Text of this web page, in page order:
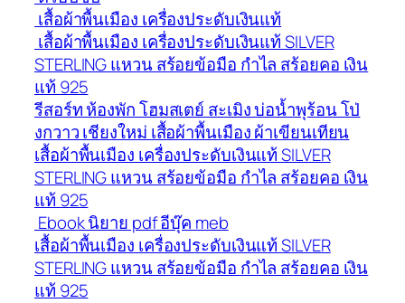
เสื้อผ้าพื้นเมือง เครื่องประดับเงินแท้
เสื้อผ้าพื้นเมือง เครื่องประดับเงินแท้ SILVER
STERLING แหวน สร้อยข้อมือ กำไล สร้อยคอ เงิน
แท้ 925
รีสอร์ท ห้องพัก โฮมสเตย์ สะเมิง บ่อน้ำพุร้อน โป่
งกวาว เชียงใหม่ เสื้อผ้าพื้นเมือง ผ้าเขียนเทียน
เสื้อผ้าพื้นเมือง เครื่องประดับเงินแท้ SILVER
STERLING แหวน สร้อยข้อมือ กำไล สร้อยคอ เงิน
แท้ 925
Ebook นิยาย pdf อีบุ๊ค meb
เสื้อผ้าพื้นเมือง เครื่องประดับเงินแท้ SILVER
STERLING แหวน สร้อยข้อมือ กำไล สร้อยคอ เงิน
แท้ 925